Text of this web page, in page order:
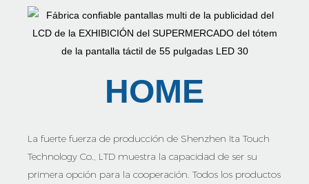
HOME
La fuerte fuerza de producción de Shenzhen Ita Touch
Technology Co., LTD muestra la capacidad de ser su
primera opción para la cooperación. Todos los productos